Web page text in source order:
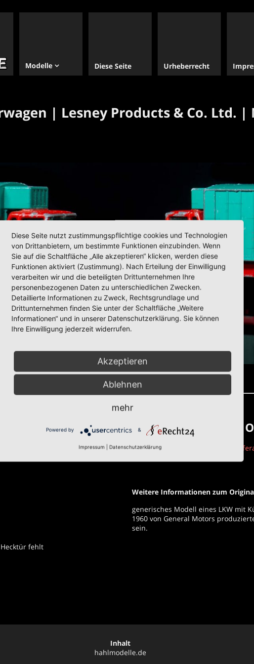
Modelle Diese Seite Urheberrecht
| Lesney Products & Co. Ltd.
Informationen zum
Karosserie: Kühlwagen,
fehlt
Weitere Informationen zum
generisches Modell eines LKW mit
1960 von General Motors
sein.
Inhalt
hahlmodelle.de
Diese Seite nutzt zustimmungspflichtige cookies und Technologien
von Drittanbietern, um bestimmte Funktionen einzubinden. Wenn
Sie auf die Schaltfläche „Alle akzeptieren“ klicken, werden diese
Funktionen aktiviert (Zustimmung). Nach Erteilung der Einwilligung
verarbeiten wir und die beteiligten Drittunternehmen Ihre
personenbezogenen Daten zu unterschiedlichen Zwecken.
Detaillierte Informationen zu Zweck, Rechtsgrundlage und
Drittunternehmen finden Sie unter der Schaltfläche „Weitere
Informationen“ und in unserer Datenschutzerklärung. Sie können
Ihre Einwilligung jederzeit widerrufen.
Akzeptieren
Ablehnen
mehr
Powered by &
Impressum | Datenschutzerklärung